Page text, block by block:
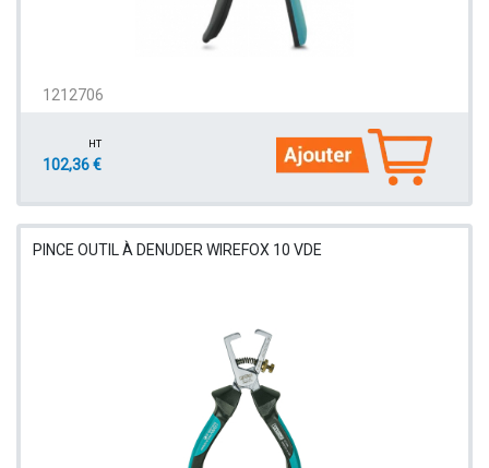
1212706
HT
102,36 €
PINCE OUTIL À DENUDER WIREFOX 10 VDE